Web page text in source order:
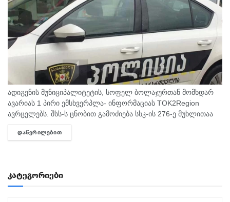
ადიგენის მუნიციპალიტეტის, სოფელ ბოლაჯურთან მომხდარ
ავარიას 1 პირი ემსხვერპლა- ინფორმაციას TOK2Region
ავრცელებს. შსს-ს ცნობით გამოძიება სსკ-ის 276-ე მუხლითაა
დაწყებული, რაც ტრანსპორტის მოძრაობის უსაფრთხოების ან
ექსპლუატაციის წესის დარღვევას გულისხმობს.
ᲓᲐᲬᲕᲠᲘᲚᲔᲑᲘᲗ
კატეგორიები